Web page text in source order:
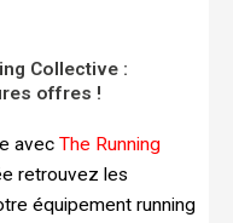
Collective :
offres !
avec The Running
retrouvez les
équipement running